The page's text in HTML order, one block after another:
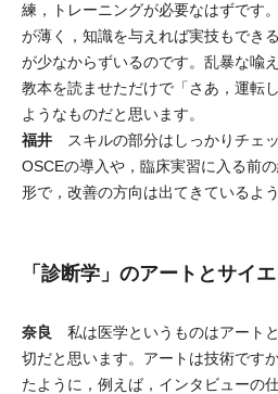
練，トレーニングが必要なはずです
が薄く，知識を与えれば実技もでき
が少なからずいるのです。乱暴な喩
教本を読ませただけで「さあ，運転
ようなものだと思います。
福井 スキルの部分はしっかりチェ
OSCEの導入や，臨床実習に入る前
形で，改善の方向は出てきているよ
「診断学」のアートとサイ
奈良 私は医学というものはアート
切だと思います。アートは技術です
たように，例えば，インタビューの